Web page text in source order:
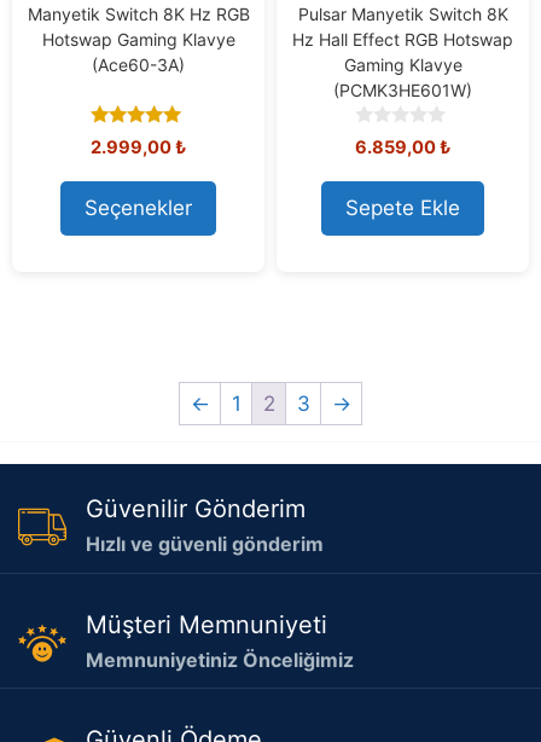
Manyetik Switch 8K Hz RGB
Hotswap Gaming Klavye
(Ace60-3A)
4.86
out of 5
2.999,00₺
Seçenekler
Pulsar Manyetik Switch 8K
Hz Hall Effect RGB Hotswap
Gaming Klavye
(PCMK3HE601W)
0
o
u
t
o
f
6.859,00₺
Sepete Ekle
← 1 2 3 →
Güvenilir Gönderim
Hızlı ve güvenli gönderim
Müşteri Memnuniyeti
Memnuniyetiniz Önceliğimiz